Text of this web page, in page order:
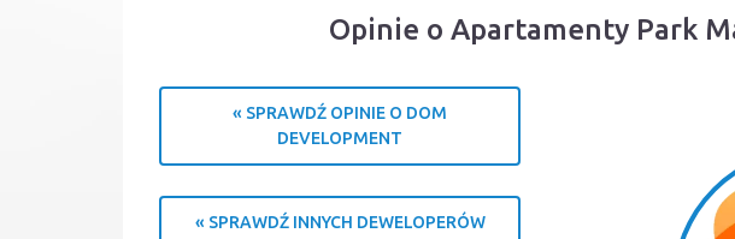
Opinie o Apartamenty Park
« SPRAWDŹ OPINIE O DOM
DEVELOPMENT
« SPRAWDŹ INNYCH DEWELOPERÓW